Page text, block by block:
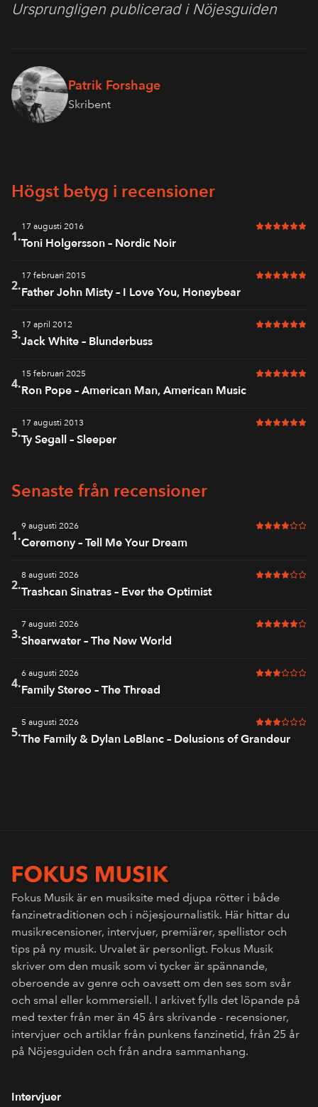
Ursprungligen publicerad i Nöjesguiden
Patrik Forshage
Skribent
Högst betyg i recensioner
1.
17 augusti 2016 6 av 6 i
Toni Holgersson – Nordic Noir
2.
17 februari 2015 6 av 6 i
Father John Misty – I Love You, Honeybear
3.
17 april 2012 6 av 6 i
Jack White – Blunderbuss
4.
15 februari 2025 6 av 6 i
Ron Pope – American Man, American Music
5.
17 augusti 2013 6 av 6 i
Ty Segall – Sleeper
Senaste från recensioner
1.
9 augusti 2026 4 av 6 i
Ceremony – Tell Me Your Dream
2.
8 augusti 2026 4 av 6 i
Trashcan Sinatras – Ever the Optimist
3.
7 augusti 2026 5 av 6 i
Shearwater – The New World
4.
6 augusti 2026 3 av 6 i
Family Stereo – The Thread
5.
5 augusti 2026 3 av 6 i
The Family & Dylan LeBlanc – Delusions of Grandeur
Fokus Musik är en musiksite med djupa rötter i både
fanzinetraditionen och i nöjesjournalistik. Här hittar du
musikrecensioner, intervjuer, premiärer, spellistor och
tips på ny musik. Urvalet är personligt. Fokus Musik
skriver om den musik som vi tycker är spännande,
oberoende av genre och oavsett om den ses som svår
och smal eller kommersiell. I arkivet fylls det löpande på
med texter från mer än 45 års skrivande - recensioner,
intervjuer och artiklar från punkens fanzinetid, från 25 år
på Nöjesguiden och från andra sammanhang.
Intervjuer